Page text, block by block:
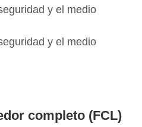
y el medio
y el medio
completo (FCL)